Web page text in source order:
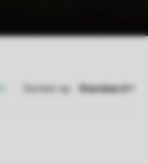
Sorteer op: